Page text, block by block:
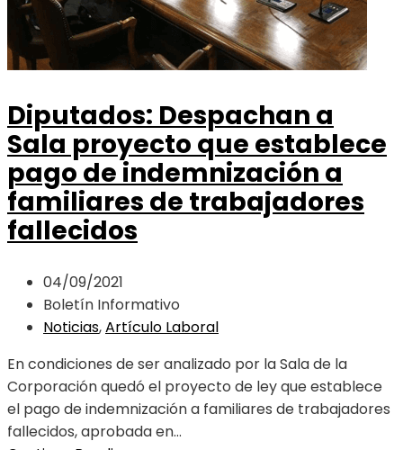
Diputados: Despachan a
Sala proyecto que establece
pago de indemnización a
familiares de trabajadores
fallecidos
04/09/2021
Boletín Informativo
Noticias,Artículo Laboral
En condiciones de ser analizado por la Sala de la
Corporación quedó el proyecto de ley que establece
el pago de indemnización a familiares de trabajadores
fallecidos, aprobada en...